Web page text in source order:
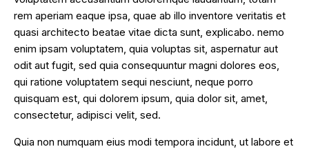
rem aperiam eaque ipsa, quae ab illo inventore veritatis et
quasi architecto beatae vitae dicta sunt, explicabo. nemo
enim ipsam voluptatem, quia voluptas sit, aspernatur aut
odit aut fugit, sed quia consequuntur magni dolores eos,
qui ratione voluptatem sequi nesciunt, neque porro
quisquam est, qui dolorem ipsum, quia dolor sit, amet,
consectetur, adipisci velit, sed.
Quia non numquam eius modi tempora incidunt, ut labore et